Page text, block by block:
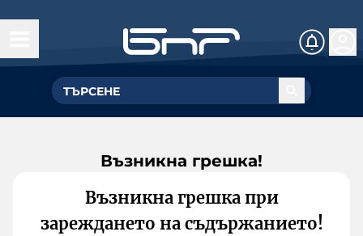
Възникна грешка!
Възникна грешка при
зареждането на съдържанието!